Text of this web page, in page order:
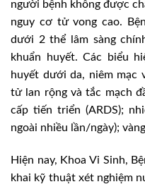
người bệnh không được
nguy cơ tử vong cao.
dưới 2 thể lâm sàng
khuẩn huyết. Các biểu
huyết dưới da, niêm mạc
tử lan rộng và tắc mạch
cấp tiến triển (ARDS);
ngoài nhiều lần/ngày);
Hiện nay, Khoa Vi Sinh,
khai kỹ thuật xét nghiệm